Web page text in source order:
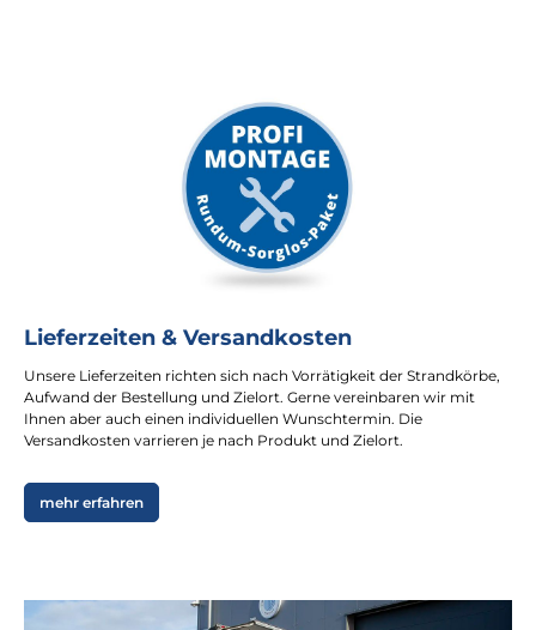
Lieferzeiten & Versandkosten
Unsere Lieferzeiten richten sich nach Vorrätigkeit der Strandkörbe,
Aufwand der Bestellung und Zielort. Gerne vereinbaren wir mit
Ihnen aber auch einen individuellen Wunschtermin. Die
Versandkosten varrieren je nach Produkt und Zielort.
mehr erfahren